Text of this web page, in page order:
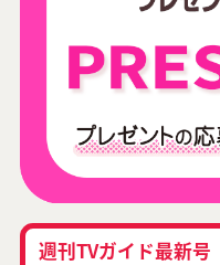
週刊TVガイド最新号